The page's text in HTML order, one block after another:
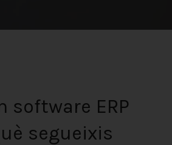
ERP
segueixis